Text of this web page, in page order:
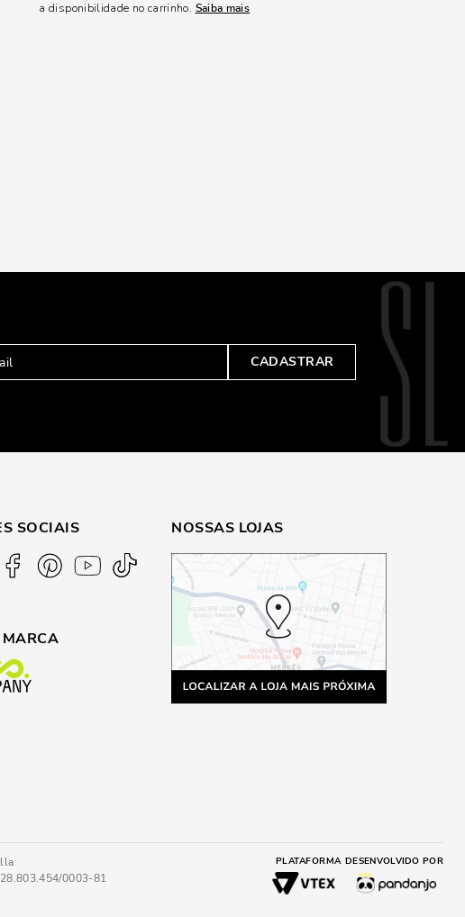
a disponibilidade no carrinho. Saiba mais
CADASTRAR
SOCIAIS NOSSAS LOJAS
28.803.454/0003-81
PLATAFORMA DESENVOLVIDO POR